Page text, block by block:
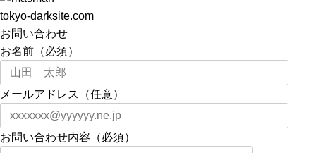
tokyo-darksite.com
お問い合わせ
お名前（必須）
メールアドレス（任意）
お問い合わせ内容（必須）